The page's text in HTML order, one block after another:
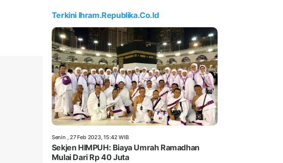
Terkini Ihram.republika.co.id
Senin , 27 Feb 2023, 15:42 WIB
Sekjen HIMPUH: Biaya Umrah Ramadhan
Mulai Dari Rp 40 Juta